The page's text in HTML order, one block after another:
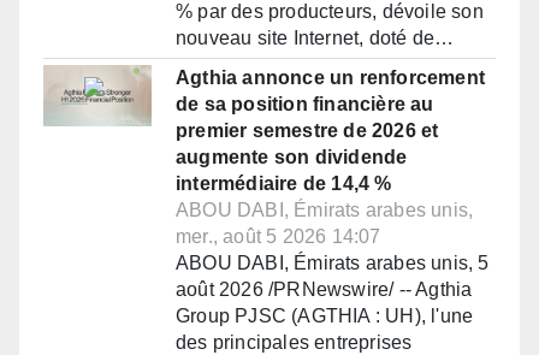
% par des producteurs, dévoile son
nouveau site Internet, doté de…
Agthia annonce un renforcement
de sa position financière au
premier semestre de 2026 et
augmente son dividende
intermédiaire de 14,4 %
ABOU DABI, Émirats arabes unis,
mer., août 5 2026 14:07
ABOU DABI, Émirats arabes unis, 5
août 2026 /PRNewswire/ -- Agthia
Group PJSC (AGTHIA : UH), l'une
des principales entreprises